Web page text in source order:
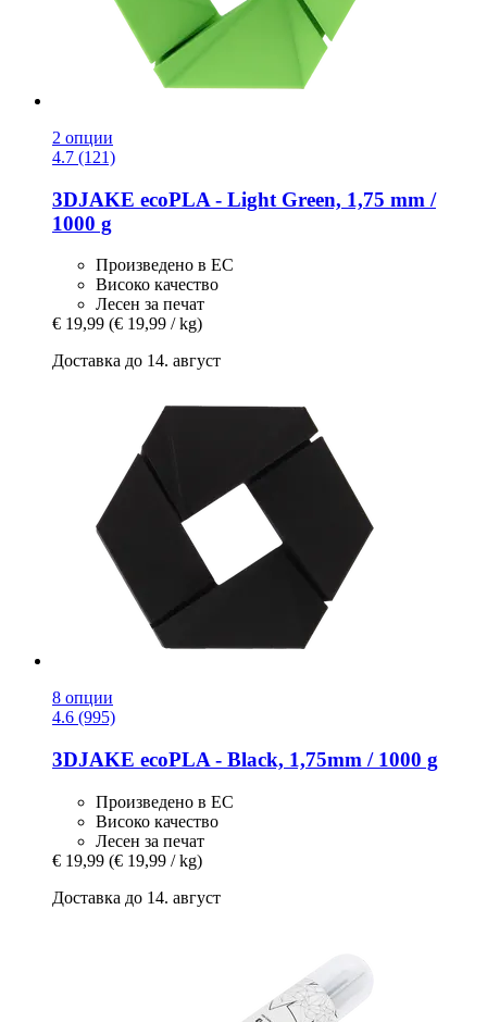
2 опции
4.7 (121)
3DJAKE ecoPLA -​ Light Green, 1,75 mm /
1000 g
Произведено в ЕС
Високо качество
Лесен за печат
€ 19,99 (€ 19,99 / kg)
Доставка до 14. август
8 опции
4.6 (995)
3DJAKE ecoPLA -​ Black, 1,75mm / 1000 g
Произведено в ЕС
Високо качество
Лесен за печат
€ 19,99 (€ 19,99 / kg)
Доставка до 14. август